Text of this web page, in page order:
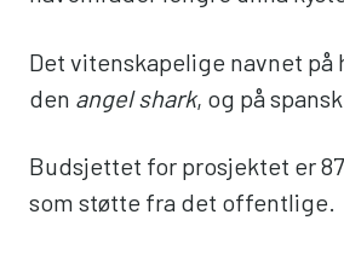
Det vitenskapelige navnet på
den angel shark, og på spansk
Budsjettet for prosjektet er
som støtte fra det offentlige.